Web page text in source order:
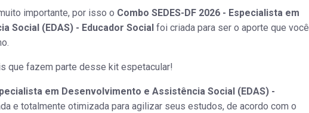
importante, por isso o Combo SEDES-DF 2026 - Especialista em
Social (EDAS) - Educador Social foi criada para ser o aporte que você
que fazem parte desse kit espetacular!
em Desenvolvimento e Assistência Social (EDAS) -
e totalmente otimizada para agilizar seus estudos, de acordo com o